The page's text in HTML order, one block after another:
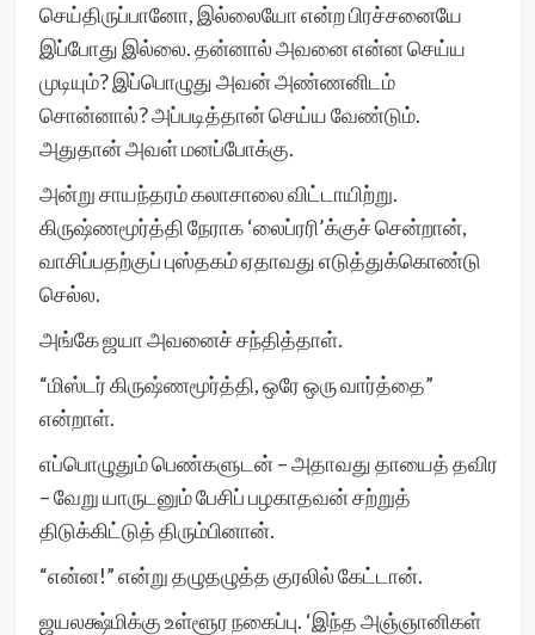
செய்திருப்பானோ, இல்லையோ என்ற பிரச்சனையே
இப்போது இல்லை. தன்னால் அவனை என்ன செய்ய
முடியும்? இப்பொழுது அவன் அண்ணனிடம்
சொன்னால்? அப்படித்தான் செய்ய வேண்டும்.
அதுதான் அவள் மனப்போக்கு.
அன்று சாயந்தரம் கலாசாலை விட்டாயிற்று.
கிருஷ்ணமூர்த்தி நேராக ‘லைப்ரரி’க்குச் சென்றான்,
வாசிப்பதற்குப் புஸ்தகம் ஏதாவது எடுத்துக்கொண்டு
செல்ல.
அங்கே ஜயா அவனைச் சந்தித்தாள்.
“மிஸ்டர் கிருஷ்ணமூர்த்தி, ஒரே ஒரு வார்த்தை”
என்றாள்.
எப்பொழுதும் பெண்களுடன் – அதாவது தாயைத் தவிர
– வேறு யாருடனும் பேசிப் பழகாதவன் சற்றுத்
திடுக்கிட்டுத் திரும்பினான்.
“என்ன!” என்று தழுதழுத்த குரலில் கேட்டான்.
ஜயலக்ஷ்மிக்கு உள்ளூர நகைப்பு. ‘இந்த அஞ்ஞானிகள்